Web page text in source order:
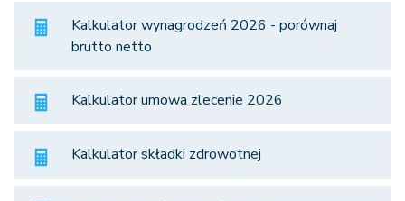
Kalkulator wynagrodzeń 2026 - porównaj
brutto netto
Kalkulator umowa zlecenie 2026
Kalkulator składki zdrowotnej